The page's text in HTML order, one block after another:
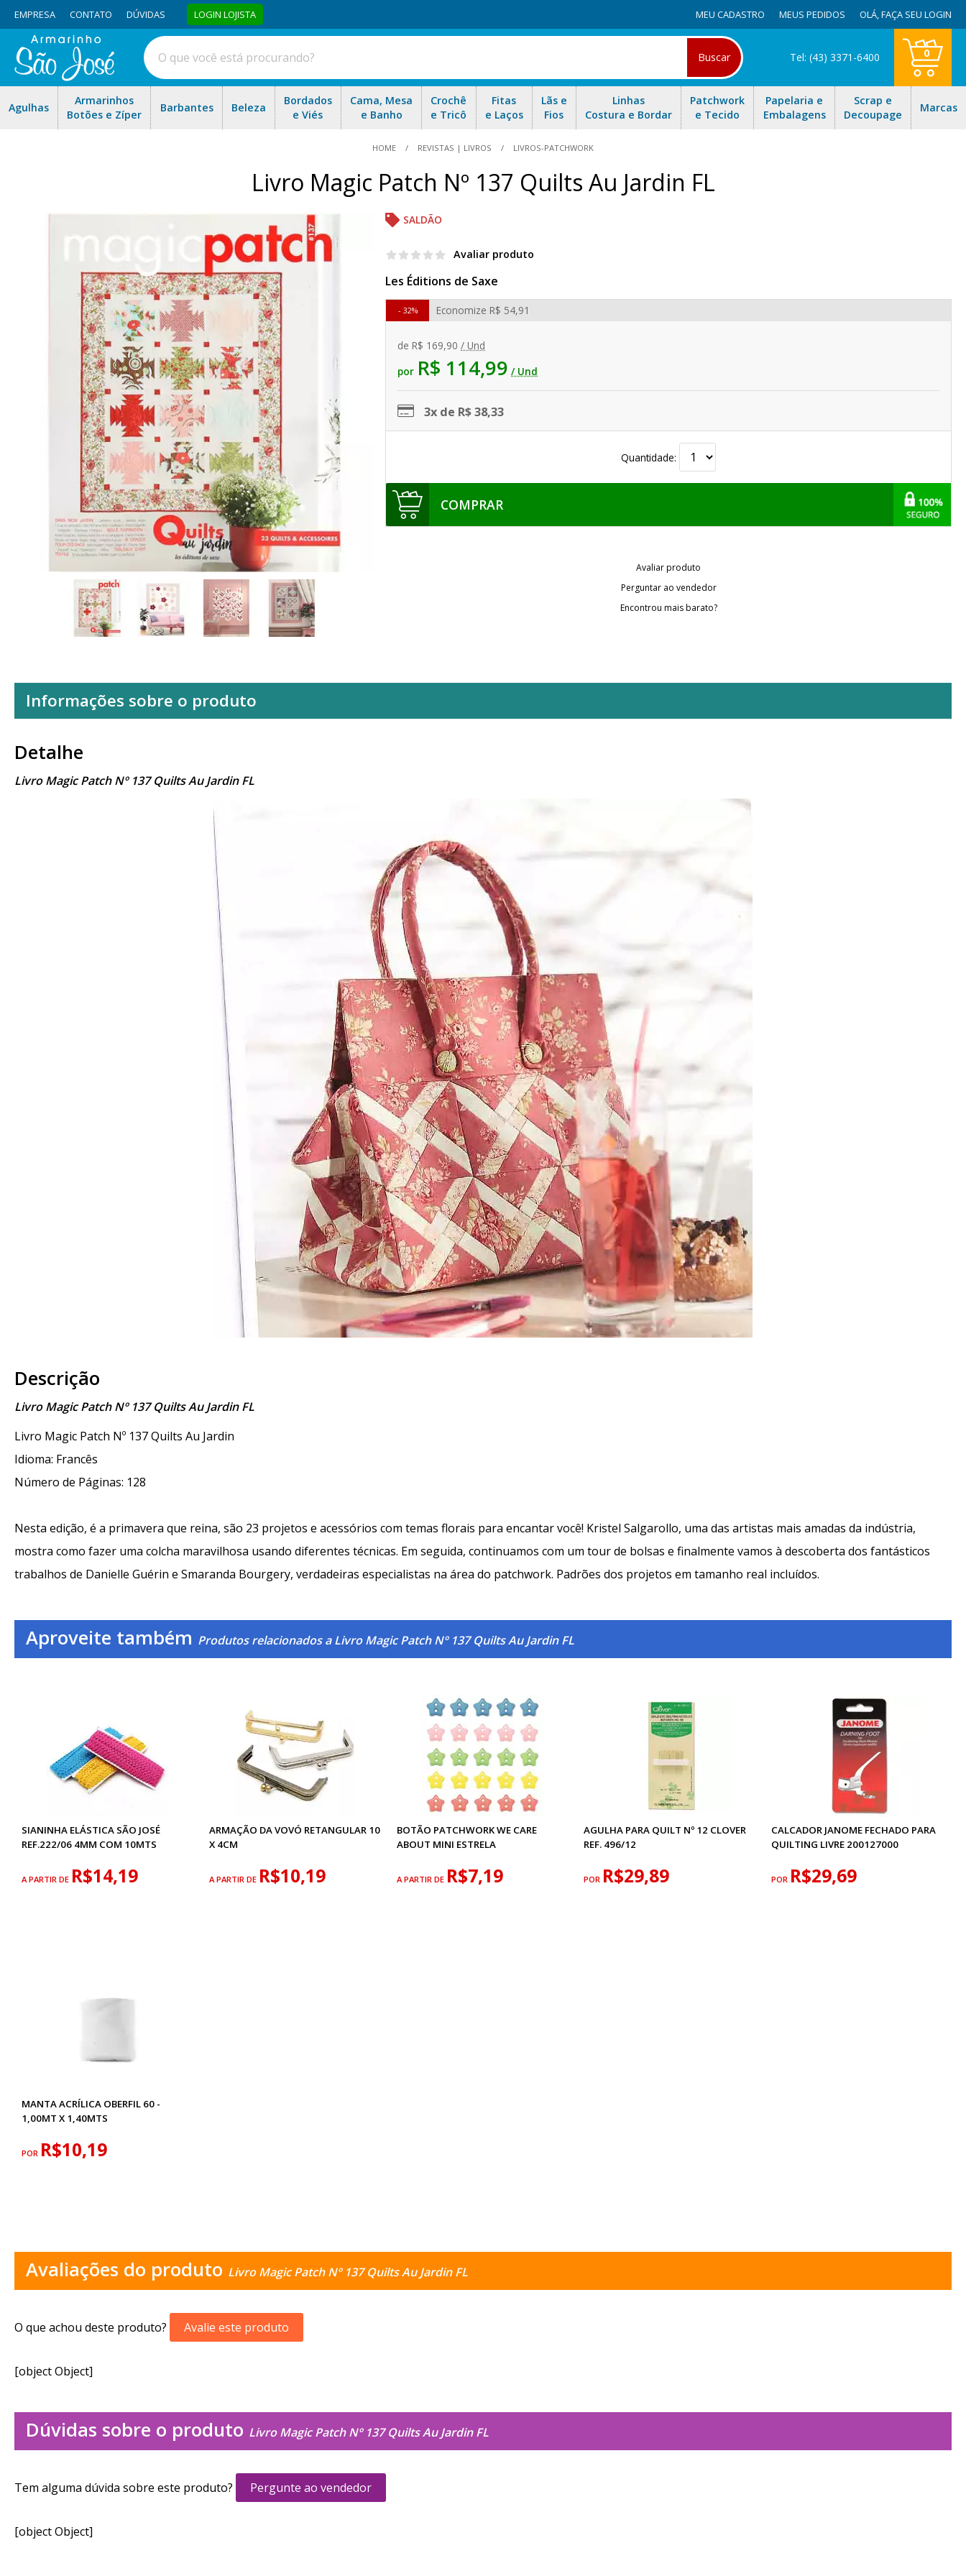
EMPRESA CONTATO DÚVIDAS LOGIN LOJISTA MEU CADASTRO MEUS PEDIDOS OLÁ,FAÇA SEU LOGIN
Buscar Tel: (43) 3371-6400 0
Agulhas
Armarinhos
Botões e Zíper
Barbantes Beleza
Bordados
e Viés
Cama, Mesa
e Banho
Crochê
e Tricô
Fitas
e Laços
Lãs e
Fios
Linhas
Costura e Bordar
Patchwork
e Tecido
Papelaria e
Embalagens
Scrap e
Decoupage
Marcas
HOME REVISTAS | LIVROS LIVROS-PATCHWORK
Livro Magic Patch Nº 137 Quilts Au Jardin FL
SALDÃO
Avaliar produto
Les Éditions de Saxe
de R$ 169,90 / Und
por R$ 114,99 / Und
Economize R$ 54,91
32%
3x de R$ 38,33
Quantidade:
COMPRAR
Avaliar produto
Perguntar ao vendedor
Encontrou mais barato?
Informações sobre o produto
Detalhe
Livro Magic Patch Nº 137 Quilts Au Jardin FL
Descrição
Livro Magic Patch Nº 137 Quilts Au Jardin FL
Livro Magic Patch Nº 137 Quilts Au Jardin
Idioma: Francês
Número de Páginas: 128
Nesta edição, é a primavera que reina, são 23 projetos e acessórios com temas florais para encantar você! Kristel Salgarollo, uma das artistas mais amadas da indústria,
mostra como fazer uma colcha maravilhosa usando diferentes técnicas. Em seguida, continuamos com um tour de bolsas e finalmente vamos à descoberta dos fantásticos
trabalhos de Danielle Guérin e Smaranda Bourgery, verdadeiras especialistas na área do patchwork. Padrões dos projetos em tamanho real incluídos.
Aproveite também Produtos relacionados a Livro Magic Patch Nº 137 Quilts Au Jardin FL
SIANINHA ELÁSTICA SÃO JOSÉ
REF.222/06 4MM COM 10MTS
A PARTIR DE R$14,19
ARMAÇÃO DA VOVÓ RETANGULAR 10
X 4CM
A PARTIR DE R$10,19
BOTÃO PATCHWORK WE CARE
ABOUT MINI ESTRELA
A PARTIR DE R$7,19
AGULHA PARA QUILT Nº 12 CLOVER
REF. 496/12
POR R$29,89
CALCADOR JANOME FECHADO PARA
QUILTING LIVRE 200127000
POR R$29,69
MANTA ACRÍLICA OBERFIL 60 -
1,00MT X 1,40MTS
POR R$10,19
Avaliações do produto Livro Magic Patch Nº 137 Quilts Au Jardin FL
O que achou deste produto? Avalie este produto
[object Object]
Dúvidas sobre o produto Livro Magic Patch Nº 137 Quilts Au Jardin FL
Tem alguma dúvida sobre este produto? Pergunte ao vendedor
[object Object]